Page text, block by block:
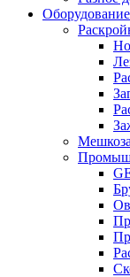
Оборудование